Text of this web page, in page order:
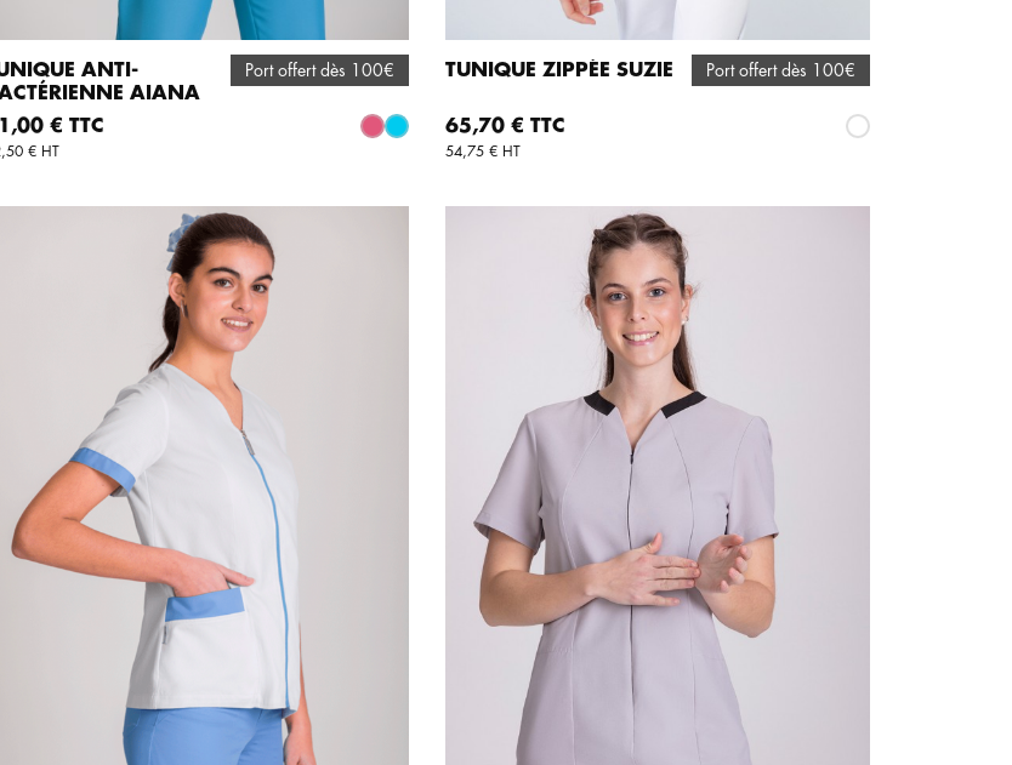
ANTI-
AIANA
Port offert dès 100€
€ TTC
€ HT
FuschiaTurquoise
TUNIQUE ZIPPÉE SUZIE Port offert dès 100€
Prix
65,70 € TTC
54,75 € HT
Blanc